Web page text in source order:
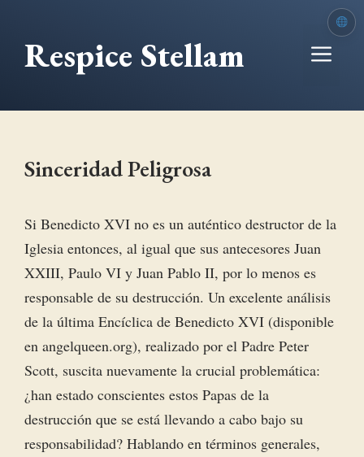
contenido
Respice Stellam
Sinceridad Peligrosa
Si Benedicto XVI no es un auténtico destructor de la
Iglesia entonces, al igual que sus antecesores Juan
XXIII, Paulo VI y Juan Pablo II, por lo menos es
responsable de su destrucción. Un excelente análisis
de la última Encíclica de Benedicto XVI (disponible
en angelqueen.org), realizado por el Padre Peter
Scott, suscita nuevamente la crucial problemática:
¿han estado conscientes estos Papas de la
destrucción que se está llevando a cabo bajo su
responsabilidad? Hablando en términos generales,